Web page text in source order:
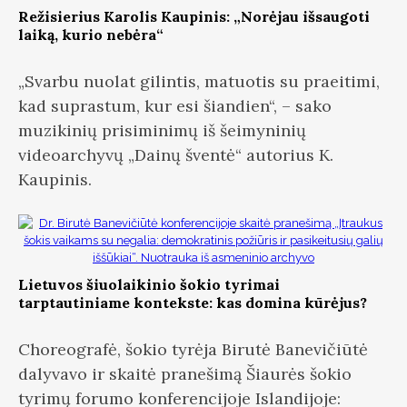
Režisierius Karolis Kaupinis: „Norėjau išsaugoti
laiką, kurio nebėra“
„Svarbu nuolat gilintis, matuotis su praeitimi,
kad suprastum, kur esi šiandien“, – sako
muzikinių prisiminimų iš šeimyninių
videoarchyvų „Dainų šventė“ autorius K.
Kaupinis.
Lietuvos šiuolaikinio šokio tyrimai
tarptautiniame kontekste: kas domina kūrėjus?
Choreografė, šokio tyrėja Birutė Banevičiūtė
dalyvavo ir skaitė pranešimą Šiaurės šokio
tyrimų forumo konferencijoje Islandijoje: